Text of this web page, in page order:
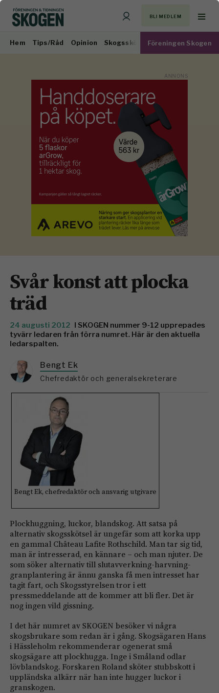
BLI MEDLEM
Hem Tips/Råd Opinion Skogsskötsel Virkesmarknad
Föreningen Skogen
Svår konst att plocka
träd
24 augusti 2012 I SKOGEN nummer 9-12 upprepades
tyvärr ledaren från förra numret. Här är den aktuella
ledarspalten.
Bengt Ek
Chefredaktör och generalsekreterare
Bengt Ek, chefredaktör och ansvarig utgivare
Plockhuggning, luckor, blandskog. Att satsa på
alternativ skogsskötsel är ungefär som att korka upp
en gammal Château Lafite Rothschild. Man tar sig tid,
man är intresserad, en kännare – och man njuter. De
som söker alternativ till slutavverkning-harvning-
granplantering är ännu ganska få men intresset har
tagit fart, och Skogsstyrelsen tror i ett
pressmeddelande att de kommer att bli fler. Det är
nog ingen vild gissning.
I det här numret av SKOGEN besöker vi några
skogsbrukare som redan är i gång. Skogsägaren Hans
i Hässleholm rekommenderar ogenerat små
skogsägare att plockhugga. Inge i Småland odlar
lövblandskog. Forskaren Roland sköter stubbskott i
uppländska alkärr när han inte hugger luckor i
granskogen.